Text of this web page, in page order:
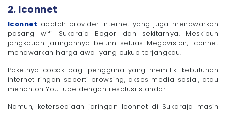
2. Iconnet
Iconnet adalah provider internet yang juga menawarkan
pasang wifi Sukaraja Bogor dan sekitarnya. Meskipun
jangkauan jaringannya belum seluas Megavision, Iconnet
menawarkan harga awal yang cukup terjangkau.
Paketnya cocok bagi pengguna yang memiliki kebutuhan
internet ringan seperti browsing, akses media sosial, atau
menonton YouTube dengan resolusi standar.
Namun, ketersediaan jaringan Iconnet di Sukaraja masih